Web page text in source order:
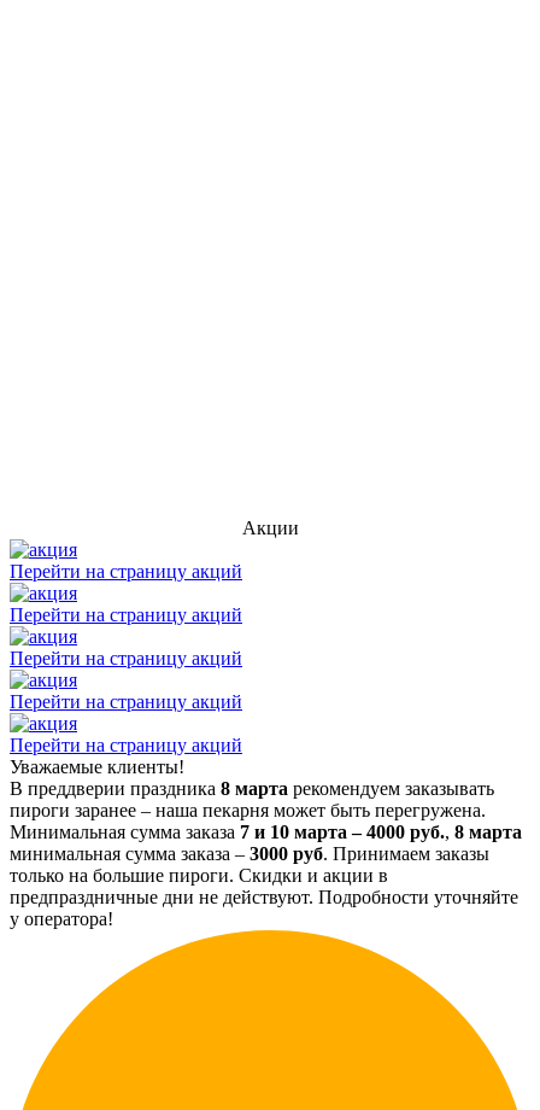
Акции
Перейти на страницу акций
Перейти на страницу акций
Перейти на страницу акций
Перейти на страницу акций
Перейти на страницу акций
Уважаемые клиенты!
В преддверии праздника 8 марта рекомендуем заказывать
пироги заранее – наша пекарня может быть перегружена.
Минимальная сумма заказа 7 и 10 марта – 4000 руб., 8 марта
минимальная сумма заказа – 3000 руб. Принимаем заказы
только на большие пироги. Скидки и акции в
предпраздничные дни не действуют. Подробности уточняйте
у оператора!